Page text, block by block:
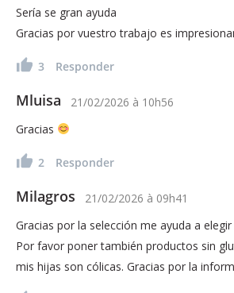
Sería se gran ayuda
Gracias por vuestro trabajo es
3 Responder
Mluisa 21/02/2026 à 10h56
Gracias
2 Responder
Milagros 21/02/2026 à 09h41
Gracias por la selección me ayuda a
Por favor poner también productos sin
mis hijas son cólicas. Gracias por la